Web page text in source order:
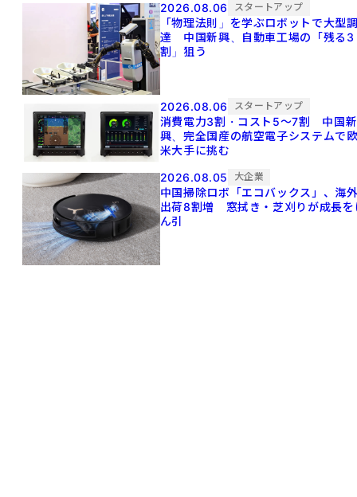
2026.08.06 スタートアップ
「物理法則」を学ぶロボットで大型
達 中国新興、自動車工場の「残る3
割」狙う
2026.08.06 スタートアップ
消費電力3割・コスト5〜7割 中国新
興、完全国産の航空電子システムで
米大手に挑む
2026.08.05
大企業
中国掃除ロボ「エコバックス」、海
出荷8割増 窓拭き・芝刈りが成長を
ん引